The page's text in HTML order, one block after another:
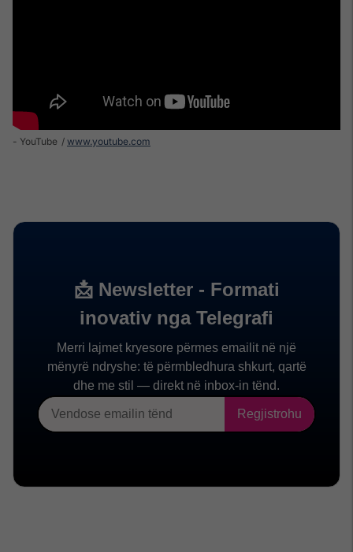
- YouTube www.youtube.com